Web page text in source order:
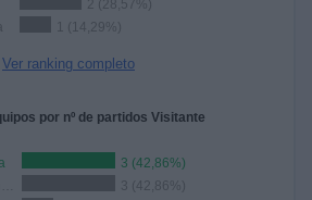
2 (28,57%)
1 (14,29%)
Ver ranking completo
por nº de partidos Visitante
3 (42,86%)
3 (42,86%)